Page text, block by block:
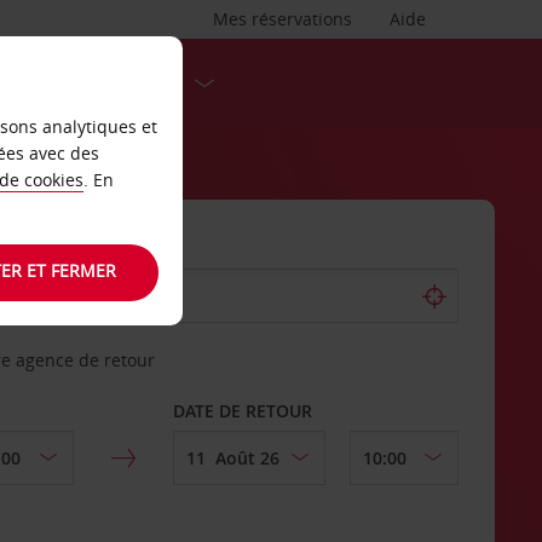
Aide
Mes réservations
agence de retour
DATE DE RETOUR
analytiques et
avec des
cookies. En
ET FERMER